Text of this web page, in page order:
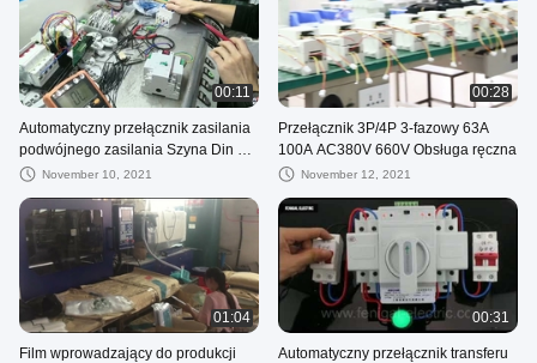
00:11
Automatyczny przełącznik zasilania
podwójnego zasilania Szyna Din 2P
80A AC 50 Hz/60 Hz
November 10, 2021
00:28
Przełącznik 3P/4P 3-fazowy 63A
100A AC380V 660V Obsługa ręczna
November 12, 2021
01:04
Film wprowadzający do produkcji
00:31
Automatyczny przełącznik transferu